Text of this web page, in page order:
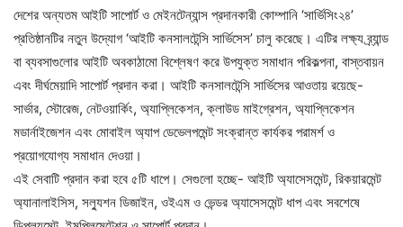
দেশের অন্যতম আইটি সাপোর্ট ও মেইনটেন্যান্স প্রদানকারী কোম্পানি ‘সার্ভিসিং২৪’
প্রতিষ্ঠানটির নতুন উদ্যোগ ‘আইটি কনসালটেন্সি সার্ভিসেস’ চালু করেছে। এটির লক্ষ্য ব্র্যান্ড
বা ব্যবসাগুলোর আইটি অবকাঠামো বিশ্লেষণ করে উপযুক্ত সমাধান পরিকল্পনা, বাস্তবায়ন
এবং দীর্ঘমেয়াদি সাপোর্ট প্রদান করা। আইটি কনসালটেন্সি সার্ভিসের আওতায় রয়েছে-
সার্ভার, স্টোরেজ, নেটওয়ার্কিং, অ্যাপ্লিকেশন, ক্লাউড মাইগ্রেশন, অ্যাপ্লিকেশন
মডার্নাইজেশন এবং মোবাইল অ্যাপ ডেভেলপমেন্ট সংক্রান্ত কার্যকর পরামর্শ ও
প্রয়োগযোগ্য সমাধান দেওয়া।
এই সেবাটি প্রদান করা হবে ৫টি ধাপে। সেগুলো হচ্ছে- আইটি অ্যাসেসমেন্ট, রিকয়ারমেন্ট
অ্যানালাইসিস, সল্যুশন ডিজাইন, ওইএম ও ভেন্ডর অ্যাসেসমেন্ট ধাপ এবং সবশেষে